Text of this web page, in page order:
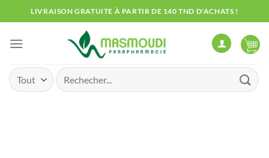
au
contenu
LIVRAISON GRATUITE À PARTIR DE 140 TND D'ACHATS !
Recherche
pour :